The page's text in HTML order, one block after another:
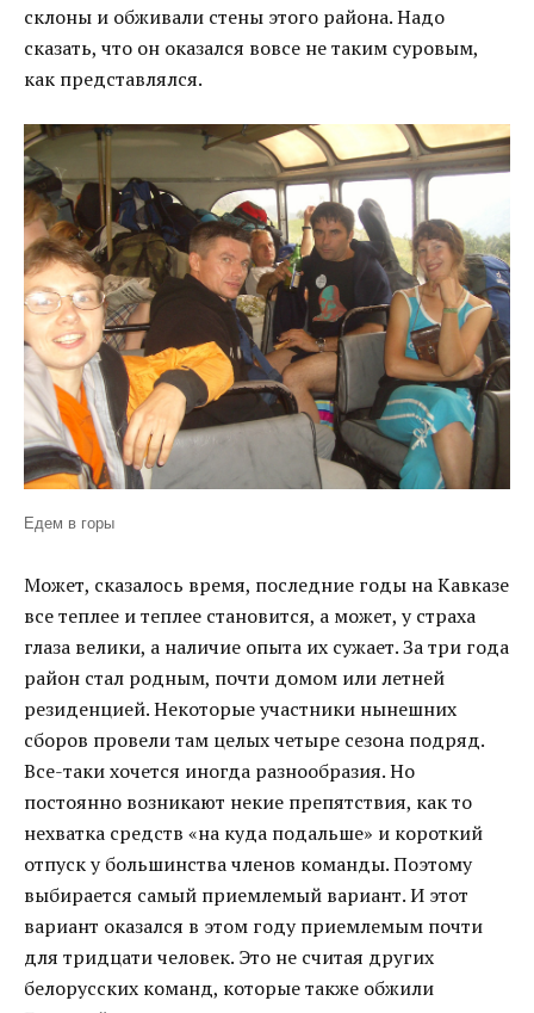
склоны и обживали стены этого района. Надо
сказать, что он оказался вовсе не таким суровым,
как представлялся.
Едем в горы
Может, сказалось время, последние годы на Кавказе
все теплее и теплее становится, а может, у страха
глаза велики, а наличие опыта их сужает. За три года
район стал родным, почти домом или летней
резиденцией. Некоторые участники нынешних
сборов провели там целых четыре сезона подряд.
Все-таки хочется иногда разнообразия. Но
постоянно возникают некие препятствия, как то
нехватка средств «на куда подальше» и короткий
отпуск у большинства членов команды. Поэтому
выбирается самый приемлемый вариант. И этот
вариант оказался в этом году приемлемым почти
для тридцати человек. Это не считая других
белорусских команд, которые также обжили